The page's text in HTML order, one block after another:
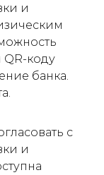
и
QR-коду
банка.
с
и